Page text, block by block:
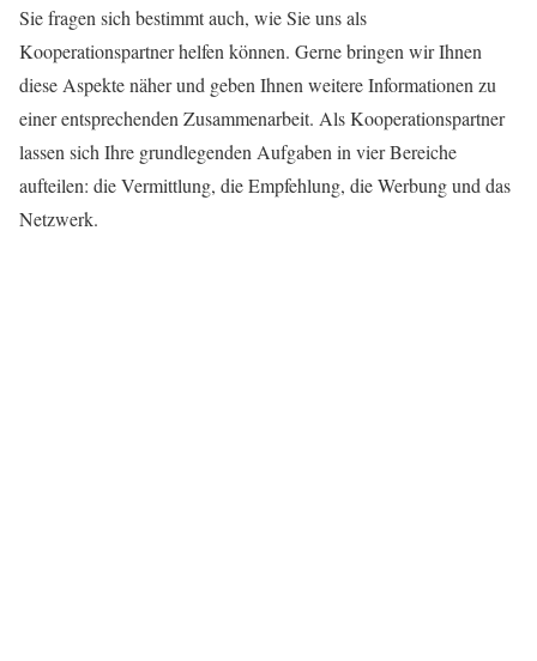
Sie fragen sich bestimmt auch, wie Sie uns als
Kooperationspartner helfen können. Gerne bringen wir Ihnen
diese Aspekte näher und geben Ihnen weitere Informationen zu
einer entsprechenden Zusammenarbeit. Als Kooperationspartner
lassen sich Ihre grundlegenden Aufgaben in vier Bereiche
aufteilen: die Vermittlung, die Empfehlung, die Werbung und das
Netzwerk.